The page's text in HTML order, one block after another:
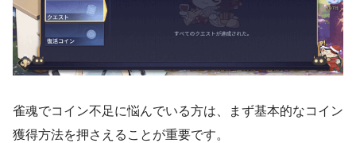
雀魂でコイン不足に悩んでいる方は、まず基本的なコイン
獲得方法を押さえることが重要です。